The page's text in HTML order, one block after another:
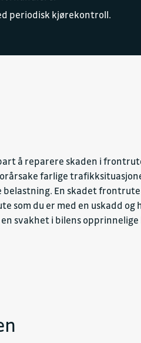
periodisk kjørekontroll.
å reparere skaden i
farlige
En skadet
som du er med en uskadd og
svakhet i bilens